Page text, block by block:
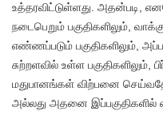
உத்தரவிட்டுள்ளது. அதன்படி,
நடைபெறும் பகுதிகளிலும்,
எண்ணப்படும் பகுதிகளிலும்,
சுற்றளவில் உள்ள பகுதிகளிலும்,
மதுபானங்கள் விற்பனை
அல்லது அதனை இப்பகுதிகளில்